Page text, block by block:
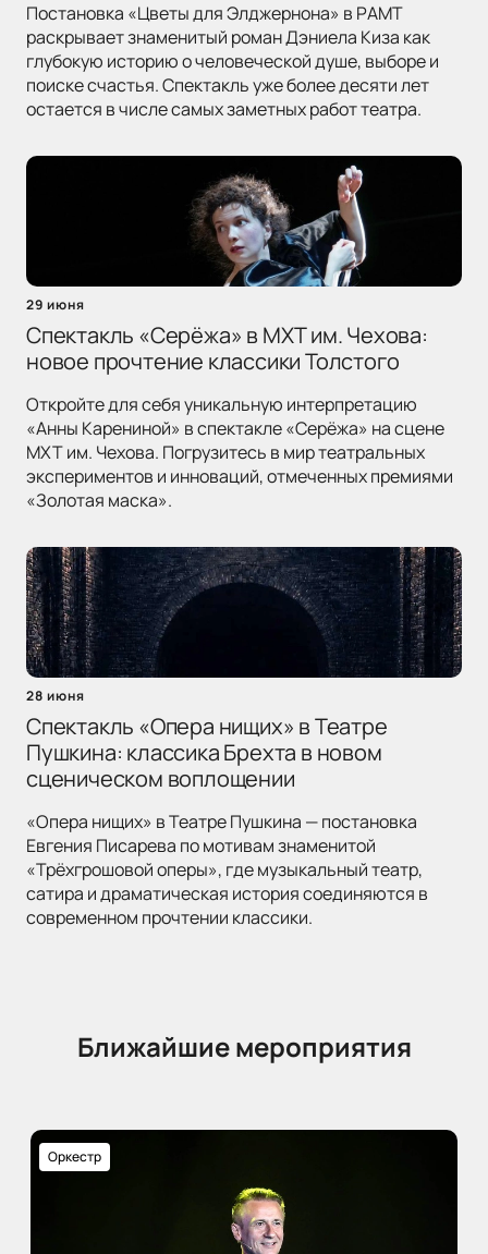
Постановка «Цветы для Элджернона» в РАМТ
раскрывает знаменитый роман Дэниела Киза как
глубокую историю о человеческой душе, выборе и
поиске счастья. Спектакль уже более десяти лет
остается в числе самых заметных работ театра.
29 июня
Спектакль «Серёжа» в МХТ им. Чехова:
новое прочтение классики Толстого
Откройте для себя уникальную интерпретацию
«Анны Карениной» в спектакле «Серёжа» на сцене
МХТ им. Чехова. Погрузитесь в мир театральных
экспериментов и инноваций, отмеченных премиями
«Золотая маска».
28 июня
Спектакль «Опера нищих» в Театре
Пушкина: классика Брехта в новом
сценическом воплощении
«Опера нищих» в Театре Пушкина — постановка
Евгения Писарева по мотивам знаменитой
«Трёхгрошовой оперы», где музыкальный театр,
сатира и драматическая история соединяются в
современном прочтении классики.
Ближайшие мероприятия
Оркестр